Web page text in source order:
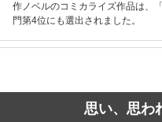
作ノベルのコミカライズ作品は、
門第4位にも選出されました。
思い、思わ